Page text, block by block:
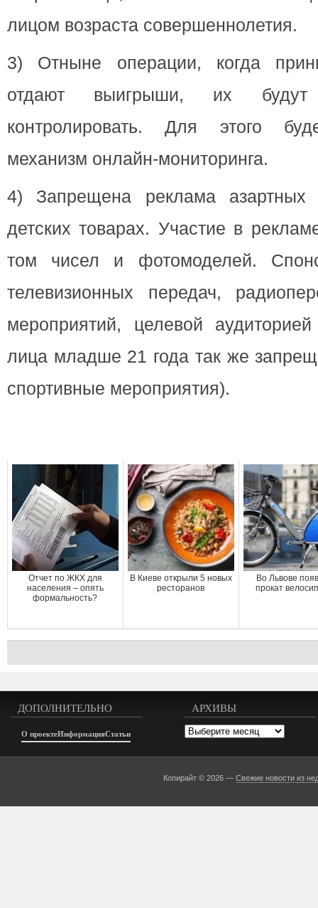
лицом возраста совершеннолетия.
3) Отныне операции, когда
отдают выигрыши, их
контролировать. Для этого
механизм онлайн-мониторинга.
4) Запрещена реклама азартных
детских товарах. Участие в
том чисел и фотомоделей.
телевизионных передач,
мероприятий, целевой
лица младше 21 года так же
спортивные мероприятия).
Отчет по ЖКХ для
населения – опять
формальность?
В Киеве открыли 5 новых
ресторанов
Во Львове
прокат
ДОПОЛНИТЕЛЬНО
О проектеИнформацияСтатьи
АРХИВЫ
Архивы
Копирайт © 2026 —Свежие новости из